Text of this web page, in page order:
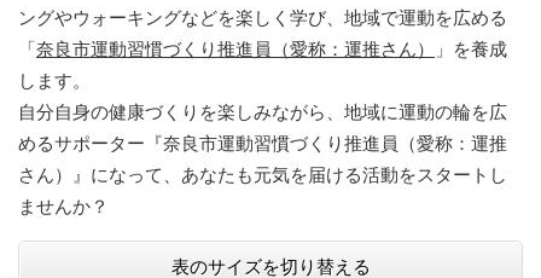
ングやウォーキングなどを楽しく学び、地域で運動を広める
「奈良市運動習慣づくり推進員（愛称：運推さん）
」を養成
します。
自分自身の健康づくりを楽しみながら、地域に運動の輪を広
めるサポーター『奈良市運動習慣づくり推進員（愛称：運推
さん）』になって、あなたも元気を届ける活動をスタートし
ませんか？
表のサイズを切り替える